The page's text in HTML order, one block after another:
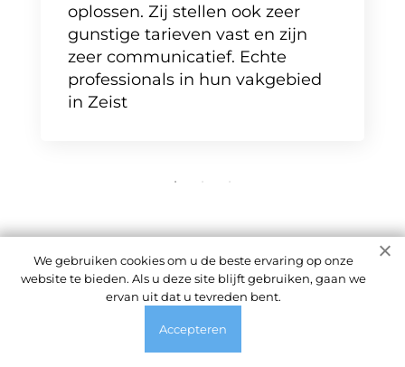
oplossen. Zij stellen ook zeer
gunstige tarieven vast en zijn
zeer communicatief. Echte
professionals in hun vakgebied
in Zeist
We gebruiken cookies om u de beste ervaring op onze
website te bieden. Als u deze site blijft gebruiken, gaan we
ervan uit dat u tevreden bent.
Accepteren